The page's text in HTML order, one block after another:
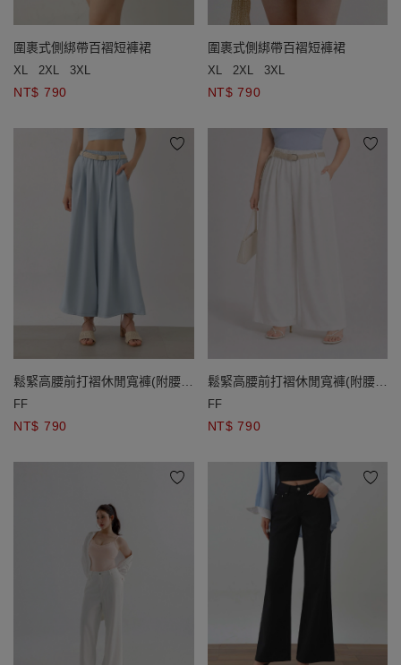
圍裹式側綁帶百褶短褲裙
XL 2XL 3XL
NT$ 790
圍裹式側綁帶百褶短褲裙
XL 2XL 3XL
NT$ 790
鬆緊高腰前打褶休閒寬褲(附腰
帶)
FF
NT$ 790
鬆緊高腰前打褶休閒寬褲(附腰
帶)
FF
NT$ 790